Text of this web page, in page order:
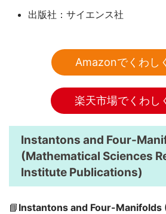
出版社：サイエンス社
Amazonでくわし
楽天市場でくわし
Instantons and Four-
(Mathematical Sciences
Institute Publications)
📘 Instantons and Four-Manifolds